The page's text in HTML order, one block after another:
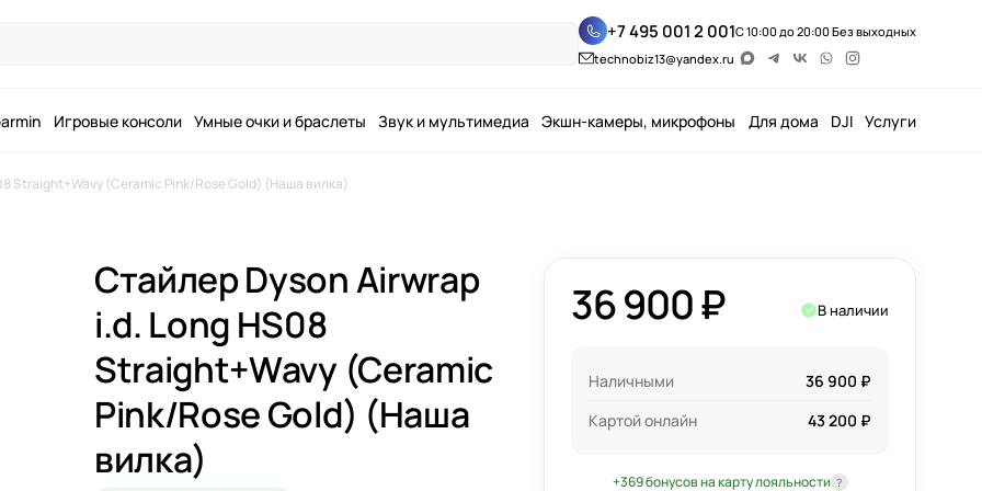
+7 495 001 2 001С 10:00 до 20:00 Без выходных
technobiz13@yandex.ru
Игровые консоли Умные очки и браслеты Звук и мультимедиа Экшн-камеры, микрофоны Для дома DJI Услуги
Straight+Wavy (Ceramic Pink/Rose Gold) (Наша вилка)
Стайлер Dyson Airwrap
i.d. Long HS08
Straight+Wavy (Ceramic
Pink/Rose Gold) (Наша
вилка)
36 900 ₽ В наличии
Наличными
36 900 ₽
Картой онлайн
43 200 ₽
+369 бонусов на карту лояльности ?